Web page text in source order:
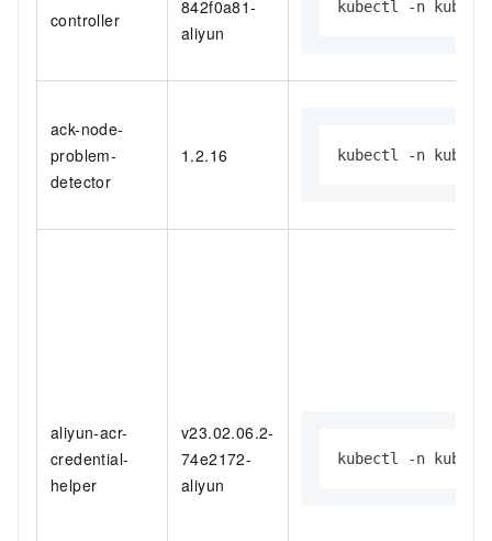
controller
842f0a81-
aliyun
kubectl -n kube-
ack-node-
problem-
detector
1.2.16 kubectl -n kube-
aliyun-acr-
credential-
helper
v23.02.06.2-
74e2172-
aliyun
kubectl -n kube-